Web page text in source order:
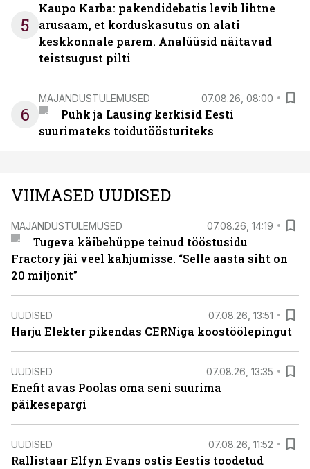
5
Kaupo Karba: pakendidebatis levib lihtne
arusaam, et korduskasutus on alati
keskkonnale parem. Analüüsid näitavad
teistsugust pilti
6
MAJANDUSTULEMUSED 07.08.26, 08:00
Puhk ja Lausing kerkisid Eesti
suurimateks toidutöösturiteks
VIIMASED UUDISED
MAJANDUSTULEMUSED 07.08.26, 14:19
Tugeva käibehüppe teinud tööstusidu
Fractory jäi veel kahjumisse. “Selle aasta siht on
20 miljonit”
UUDISED 07.08.26, 13:51
Harju Elekter pikendas CERNiga koostöölepingut
UUDISED 07.08.26, 13:35
Enefit avas Poolas oma seni suurima
päikesepargi
UUDISED 07.08.26, 11:52
Rallistaar Elfyn Evans ostis Eestis toodetud